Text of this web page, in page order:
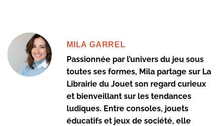
MILA GARREL
Passionnée par l’univers du jeu sous
toutes ses formes, Mila partage sur La
Librairie du Jouet son regard curieux
et bienveillant sur les tendances
ludiques. Entre consoles, jouets
éducatifs et jeux de société, elle